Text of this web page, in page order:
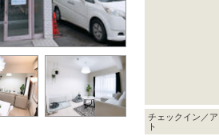
チェックイン／
ト